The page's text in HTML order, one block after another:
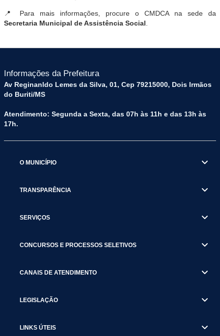
📍 Para mais informações, procure o CMDCA na sede da
Secretaria Municipal de Assistência Social
Informações da Prefeitura
Av Reginanldo Lemes da Silva, 01, Cep 79215000, Dois Irmãos
do Buriti/MS
Atendimento: Segunda a Sexta, das 07h às 11h e das 13h às
17h.
O MUNICÍPIO
TRANSPARÊNCIA
SERVIÇOS
CONCURSOS E PROCESSOS SELETIVOS
CANAIS DE ATENDIMENTO
LEGISLAÇÃO
LINKS ÚTEIS